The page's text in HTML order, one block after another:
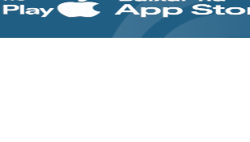
rastreabilidade e
rigor técnico para